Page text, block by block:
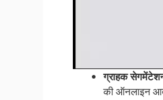
ग्राहक
की ऑनलाइन